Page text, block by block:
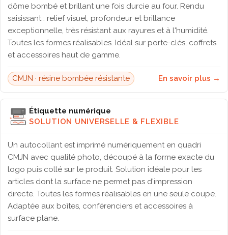
dôme bombé et brillant une fois durcie au four. Rendu
saisissant : relief visuel, profondeur et brillance
exceptionnelle, très résistant aux rayures et à l'humidité.
Toutes les formes réalisables. Idéal sur porte-clés, coffrets
et accessoires haut de gamme.
CMJN · résine bombée résistante En savoir plus →
Étiquette numérique
SOLUTION UNIVERSELLE & FLEXIBLE
Un autocollant est imprimé numériquement en quadri
CMJN avec qualité photo, découpé à la forme exacte du
logo puis collé sur le produit. Solution idéale pour les
articles dont la surface ne permet pas d'impression
directe. Toutes les formes réalisables en une seule coupe.
Adaptée aux boîtes, conférenciers et accessoires à
surface plane.